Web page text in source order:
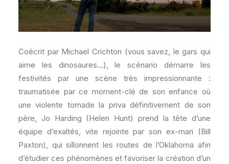
Coécrit par Michael Crichton (vous savez, le gars qui
aime les dinosaures…), le scénario démarre les
festivités par une scène très impressionnante :
traumatisée par ce moment-clé de son enfance où
une violente tornade la priva définitivement de son
père, Jo Harding (Helen Hunt) prend la tête d’une
équipe d’exaltés, vite rejointe par son ex-mari (Bill
Paxton), qui sillonnent les routes de l’Oklahoma afin
d’étudier ces phénomènes et favoriser la création d’un